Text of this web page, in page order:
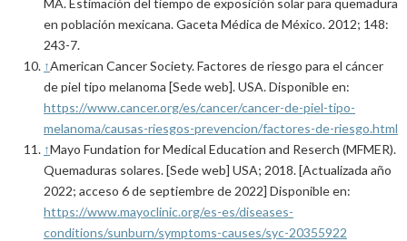
MA. Estimación del tiempo de exposición solar para quemadura
en población mexicana. Gaceta Médica de México. 2012; 148:
243-7.
↑American Cancer Society. Factores de riesgo para el cáncer
de piel tipo melanoma [Sede web]. USA. Disponible en:
https://www.cancer.org/es/cancer/cancer-de-piel-tipo-
melanoma/causas-riesgos-prevencion/factores-de-riesgo.html
↑Mayo Fundation for Medical Education and Reserch (MFMER).
Quemaduras solares. [Sede web] USA; 2018. [Actualizada año
2022; acceso 6 de septiembre de 2022] Disponible en:
https://www.mayoclinic.org/es-es/diseases-
conditions/sunburn/symptoms-causes/syc-20355922